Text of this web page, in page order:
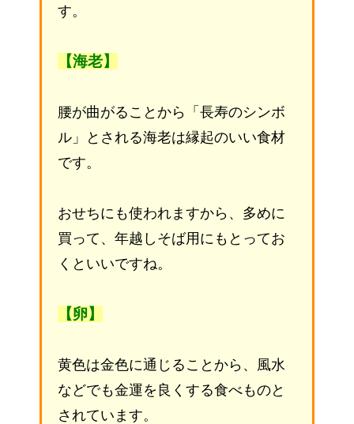
す。
【海老】
腰が曲がることから「長寿のシンボ
ル」とされる海老は縁起のいい食材
です。
おせちにも使われますから、多めに
買って、年越しそば用にもとってお
くといいですね。
【卵】
黄色は金色に通じることから、風水
などでも金運を良くする食べものと
されています。